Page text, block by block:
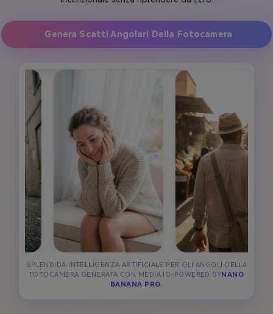
Genera Scatti Angolari Della Fotocamera
SPLENDIDA INTELLIGENZA ARTIFICIALE PER GLI ANGOLI DELLA
FOTOCAMERA GENERATA CON MEDIA.IO-POWERED BYNANO
BANANA PRO.